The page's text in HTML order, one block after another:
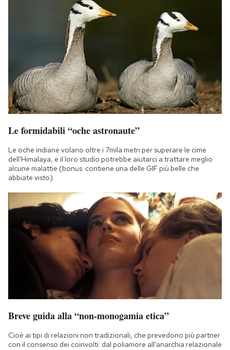
Le formidabili “oche astronaute”
Le oche indiane volano oltre i 7mila metri per superare le cime
dell'Himalaya, e il loro studio potrebbe aiutarci a trattare meglio
alcune malattie (bonus: contiene una delle GIF più belle che
abbiate visto)
Breve guida alla “non-monogamia etica”
Cioè ai tipi di relazioni non tradizionali, che prevedono più partner
con il consenso dei coinvolti: dal poliamore all'anarchia relazionale